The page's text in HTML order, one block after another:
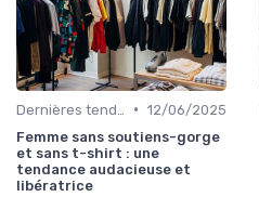
• 12/06/2025
Femme sans soutiens-gorge
et sans t-shirt : une
tendance audacieuse et
libératrice